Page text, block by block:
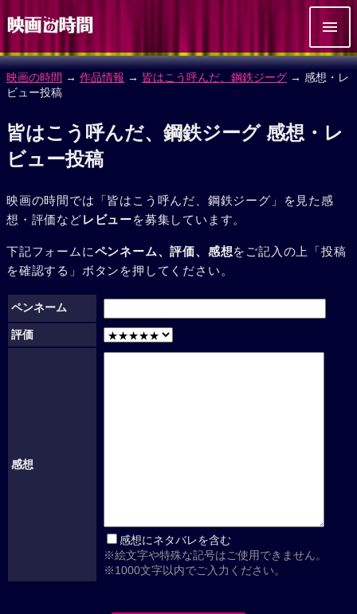
映画の時間 → 作品情報 → 皆はこう呼んだ、鋼鉄ジーグ → 感想・レ
ビュー投稿
皆はこう呼んだ、鋼鉄ジーグ 感想・レ
ビュー投稿
映画の時間では「皆はこう呼んだ、鋼鉄ジーグ」を見た感
想・評価などレビューを募集しています。
下記フォームにペンネーム、評価、感想をご記入の上「投稿
を確認する」ボタンを押してください。
ペンネーム
評価
感想
感想にネタバレを含む
※絵文字や特殊な記号はご使用できません。
※1000文字以内でご入力ください。